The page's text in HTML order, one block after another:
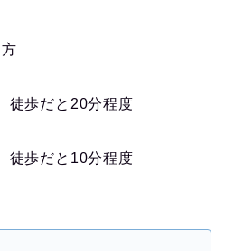
徒歩だと20分程度
徒歩だと10分程度